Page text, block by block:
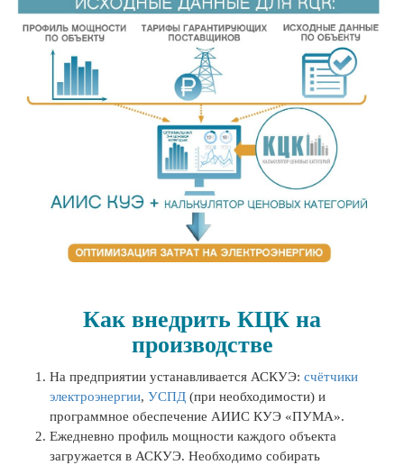
Как внедрить КЦК на
производстве
На предприятии устанавливается АСКУЭ: счётчики
электроэнергии, УСПД (при необходимости) и
программное обеспечение АИИС КУЭ «ПУМА».
Ежедневно профиль мощности каждого объекта
загружается в АСКУЭ. Необходимо собирать